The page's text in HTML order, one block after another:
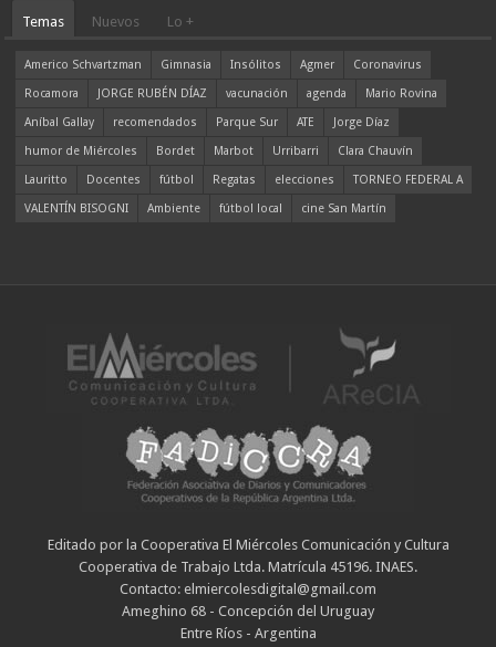
Temas Nuevos Lo +
Americo Schvartzman Gimnasia Insólitos Agmer
Coronavirus
Rocamora
JORGE RUBÉN DÍAZ vacunación agenda
Mario Rovina
Aníbal Gallay
recomendados Parque Sur ATE
Jorge Díaz
humor de Miércoles
Bordet Marbot Urribarri
Clara Chauvín
Lauritto
Docentes fútbol Regatas elecciones
TORNEO FEDERAL A
VALENTÍN BISOGNI
Ambiente fútbol local cine San Martín
Editado por la Cooperativa El Miércoles Comunicación y Cultura
Cooperativa de Trabajo Ltda. Matrícula 45196. INAES.
Contacto: elmiercolesdigital@gmail.com
Ameghino 68 - Concepción del Uruguay
Entre Ríos - Argentina